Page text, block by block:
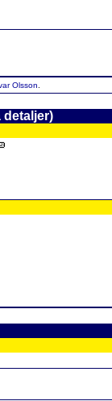
Olsson
detaljer)